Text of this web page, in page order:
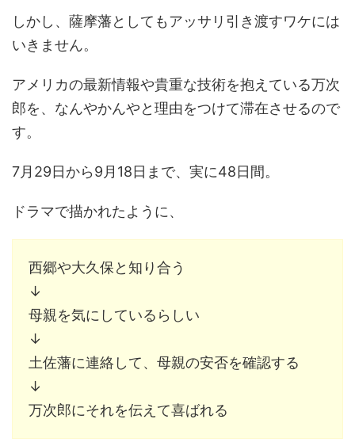
しかし、薩摩藩としてもアッサリ引き渡すワケには
いきません。
アメリカの最新情報や貴重な技術を抱えている万次
郎を、なんやかんやと理由をつけて滞在させるので
す。
7月29日から9月18日まで、実に48日間。
ドラマで描かれたように、
西郷や大久保と知り合う
↓
母親を気にしているらしい
↓
土佐藩に連絡して、母親の安否を確認する
↓
万次郎にそれを伝えて喜ばれる